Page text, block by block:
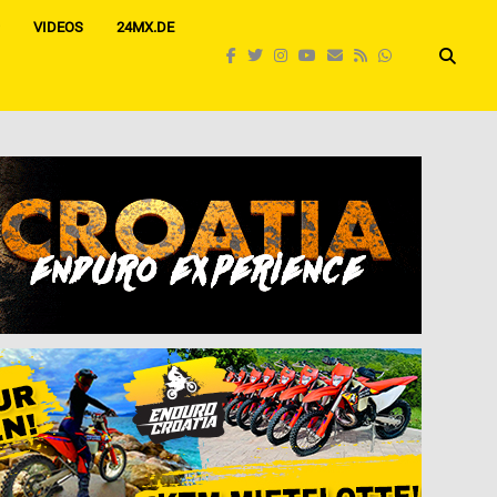
VIDEOS 24MX.DE